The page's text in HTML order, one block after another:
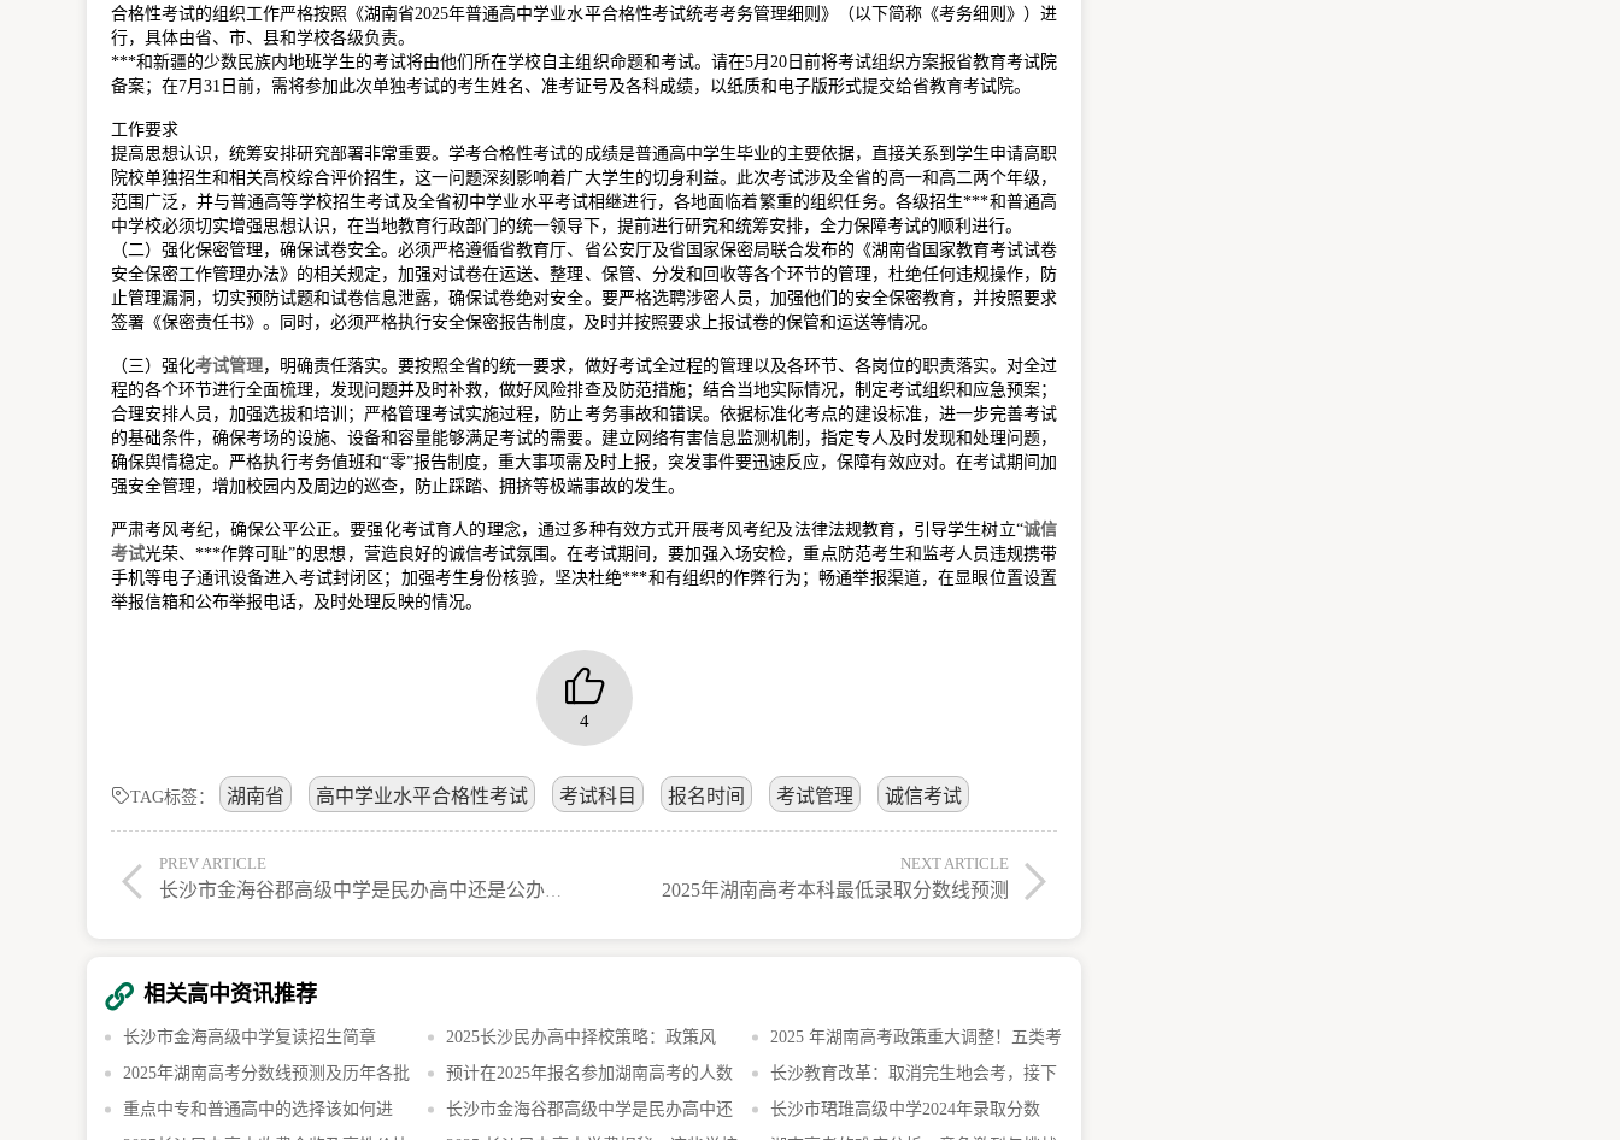
合格性考试的组织工作严格按照《湖南省2025年普通高中学业水平合格性考试统考考务管理细则》（以下简称《考务细则》）进
行，具体由省、市、县和学校各级负责。
***和新疆的少数民族内地班学生的考试将由他们所在学校自主组织命题和考试。请在5月20日前将考试组织方案报省教育考试院
备案；在7月31日前，需将参加此次单独考试的考生姓名、准考证号及各科成绩，以纸质和电子版形式提交给省教育考试院。
工作要求
提高思想认识，统筹安排研究部署非常重要。学考合格性考试的成绩是普通高中学生毕业的主要依据，直接关系到学生申请高职
院校单独招生和相关高校综合评价招生，这一问题深刻影响着广大学生的切身利益。此次考试涉及全省的高一和高二两个年级，
范围广泛，并与普通高等学校招生考试及全省初中学业水平考试相继进行，各地面临着繁重的组织任务。各级招生***和普通高
中学校必须切实增强思想认识，在当地教育行政部门的统一领导下，提前进行研究和统筹安排，全力保障考试的顺利进行。
（二）强化保密管理，确保试卷安全。必须严格遵循省教育厅、省公安厅及省国家保密局联合发布的《湖南省国家教育考试试卷
安全保密工作管理办法》的相关规定，加强对试卷在运送、整理、保管、分发和回收等各个环节的管理，杜绝任何违规操作，防
止管理漏洞，切实预防试题和试卷信息泄露，确保试卷绝对安全。要严格选聘涉密人员，加强他们的安全保密教育，并按照要求
签署《保密责任书》。同时，必须严格执行安全保密报告制度，及时并按照要求上报试卷的保管和运送等情况。
（三）强化考试管理，明确责任落实。要按照全省的统一要求，做好考试全过程的管理以及各环节、各岗位的职责落实。对全过
程的各个环节进行全面梳理，发现问题并及时补救，做好风险排查及防范措施；结合当地实际情况，制定考试组织和应急预案；
合理安排人员，加强选拔和培训；严格管理考试实施过程，防止考务事故和错误。依据标准化考点的建设标准，进一步完善考试
的基础条件，确保考场的设施、设备和容量能够满足考试的需要。建立网络有害信息监测机制，指定专人及时发现和处理问题，
确保舆情稳定。严格执行考务值班和“零”报告制度，重大事项需及时上报，突发事件要迅速反应，保障有效应对。在考试期间加
强安全管理，增加校园内及周边的巡查，防止踩踏、拥挤等极端事故的发生。
严肃考风考纪，确保公平公正。要强化考试育人的理念，通过多种有效方式开展考风考纪及法律法规教育，引导学生树立“诚信
考试光荣、***作弊可耻”的思想，营造良好的诚信考试氛围。在考试期间，要加强入场安检，重点防范考生和监考人员违规携带
手机等电子通讯设备进入考试封闭区；加强考生身份核验，坚决杜绝***和有组织的作弊行为；畅通举报渠道，在显眼位置设置
举报信箱和公布举报电话，及时处理反映的情况。
4
TAG标签： 湖南省 高中学业水平合格性考试 考试科目 报名时间 考试管理 诚信考试
PREV ARTICLE
长沙市金海谷郡高级中学是民办高中还是公办高中？
NEXT ARTICLE
2025年湖南高考本科最低录取分数线预测
相关高中资讯推荐
长沙市金海高级中学复读招生简章
2025长沙民办高中择校策略：政策风
险、成本核算与替代路径全指南
2025 年湖南高考政策重大调整！五类考
生务必留意
2025年湖南高考分数线预测及历年各批
次分数线汇总。
预计在2025年报名参加湖南高考的人数
大约是多少？
长沙教育改革：取消完生地会考，接下
来是否会取消中考？
重点中专和普通高中的选择该如何进
长沙市金海谷郡高级中学是民办高中还
长沙市珺琟高级中学2024年录取分数